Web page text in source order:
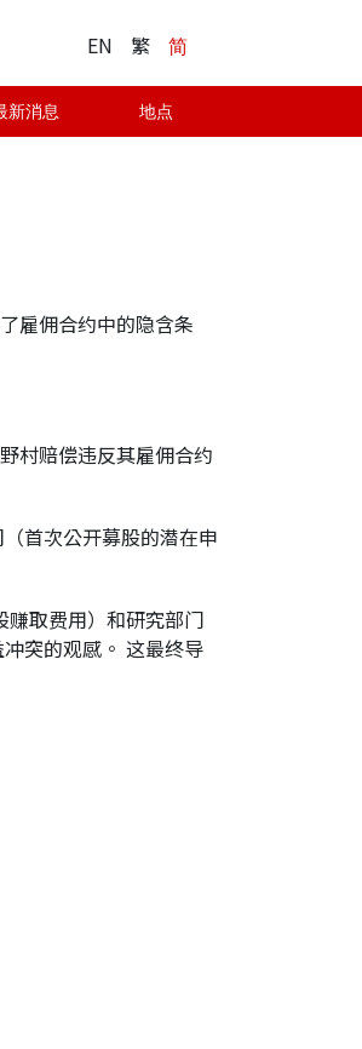
EN 繁 简
新消息 地点
雇佣合约中的隐含条
村赔偿违反其雇佣合约
首次公开募股的潜在申
赚取费用）和研究部门
突的观感。 这最终导